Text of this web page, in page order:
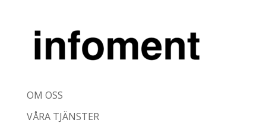
OM OSS
VÅRA TJÄNSTER